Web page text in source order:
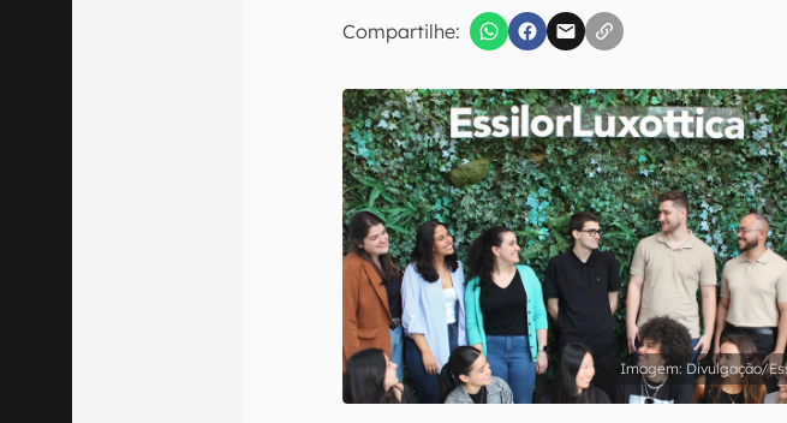
Compartilhe:
Confirmo que li, aceito e concordo com os
Divulgação/